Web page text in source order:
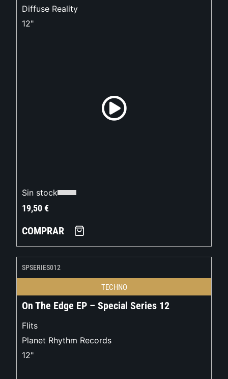
Diffuse Reality
12"
Sin stock
19,50€
COMPRAR
SPSERIES012
TECHNO
On The Edge EP – Special Series 12
Flits
Planet Rhythm Records
12"